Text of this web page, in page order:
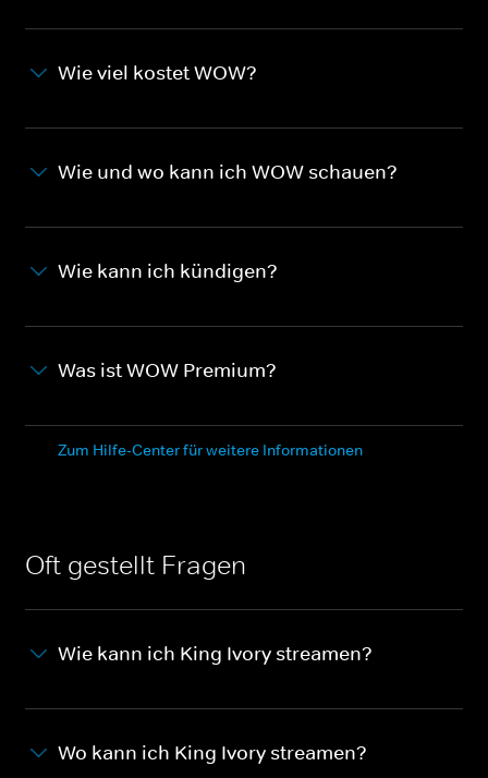
Wie viel kostet WOW?
Wie und wo kann ich WOW schauen?
Wie kann ich kündigen?
Was ist WOW Premium?
Zum Hilfe-Center für weitere Informationen
Oft gestellt Fragen
Wie kann ich King Ivory streamen?
Wo kann ich King Ivory streamen?